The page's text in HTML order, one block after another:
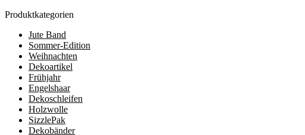
Produktkategorien
Jute Band
Sommer-Edition
Weihnachten
Dekoartikel
Frühjahr
Engelshaar
Dekoschleifen
Holzwolle
SizzlePak
Dekobänder